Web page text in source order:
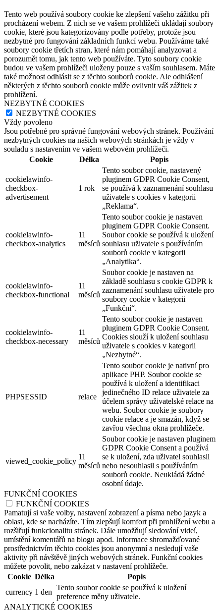
Tento web používá soubory cookie ke zlepšení vašeho zážitku při
procházení webem. Z nich se ve vašem prohlížeči ukládají soubory
cookie, které jsou kategorizovány podle potřeby, protože jsou
nezbytné pro fungování základních funkcí webu. Používáme také
soubory cookie třetích stran, které nám pomáhají analyzovat a
porozumět tomu, jak tento web používáte. Tyto soubory cookie
budou ve vašem prohlížeči uloženy pouze s vaším souhlasem. Máte
také možnost odhlásit se z těchto souborů cookie. Ale odhlášení
některých z těchto souborů cookie může ovlivnit váš zážitek z
prohlížení.
NEZBYTNÉ COOKIES
NEZBYTNÉ COOKIES
Vždy povoleno
Jsou potřebné pro správné fungování webových stránek. Používání
nezbytných cookies na našich webových stránkách je vždy v
souladu s nastavením ve vašem webovém prohlížeči.
Cookie
Délka Popis
cookielawinfo-
checkbox-
advertisement
1 rok
Tento soubor cookie, nastavený
pluginem GDPR Cookie Consent,
se používá k zaznamenání souhlasu
uživatele s cookies v kategorii
„Reklama“.
cookielawinfo-
checkbox-analytics
11
měsíců
Tento soubor cookie je nastaven
pluginem GDPR Cookie Consent.
Soubor cookie se používá k uložení
souhlasu uživatele s používáním
souborů cookie v kategorii
„Analytika“.
cookielawinfo-
checkbox-functional
11
měsíců
Soubor cookie je nastaven na
základě souhlasu s cookie GDPR k
zaznamenání souhlasu uživatele pro
soubory cookie v kategorii
„Funkční“.
cookielawinfo-
checkbox-necessary
11
měsíců
Tento soubor cookie je nastaven
pluginem GDPR Cookie Consent.
Cookies slouží k uložení souhlasu
uživatele s cookies v kategorii
„Nezbytné“.
PHPSESSID relace
Tento soubor cookie je nativní pro
aplikace PHP. Soubor cookie se
používá k uložení a identifikaci
jedinečného ID relace uživatele za
účelem správy uživatelské relace na
webu. Soubor cookie je soubory
cookie relace a je smazán, když se
zavřou všechna okna prohlížeče.
viewed_cookie_policy
11
měsíců
Soubor cookie je nastaven pluginem
GDPR Cookie Consent a používá
se k uložení, zda uživatel souhlasil
nebo nesouhlasil s používáním
souborů cookie. Neukládá žádné
osobní údaje.
FUNKČNÍ COOKIES
FUNKČNÍ COOKIES
Pamatují si vaše volby, nastavení zobrazení a písma nebo jazyk a
oblast, kde se nacházíte. Tím zlepšují komfort při prohlížení webu a
rozšiřují funkcionalitu stránek. Dále umožňují sledování videí,
umístění komentářů na blogu apod. Informace shromažďované
prostřednictvím těchto cookies jsou anonymní a nesledují vaše
aktivity při návštěvě jiných webových stránek. Funkční cookies
můžete povolit, nebo zakázat v nastavení prohlížeče.
Cookie Délka
Popis
currency 1 den
Tento soubor cookie se používá k uložení
preference měny uživatele.
ANALYTICKÉ COOKIES